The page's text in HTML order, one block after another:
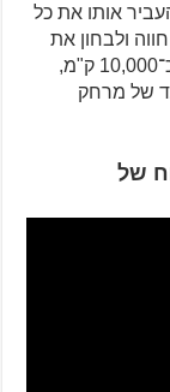
אותו את כל
ולבחון את
האמינות הסינית עם מנוע ק.ט.מ במשך של כ־10,000 ק"מ,
של מרחק
של